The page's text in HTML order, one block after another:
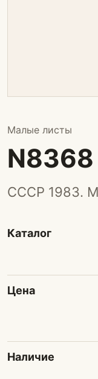
Малые листы
N8368
СССР 1983.
Каталог
Цена
Наличие